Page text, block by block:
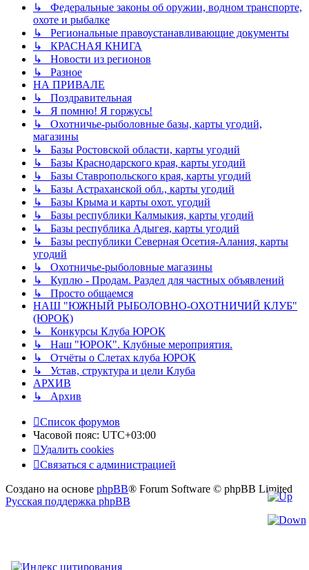
↳ Федеральные законы об оружии, водном транспорте,
охоте и рыбалке
↳ Региональные правоустанавливающие документы
↳ КРАСНАЯ КНИГА
↳ Новости из регионов
↳ Разное
НА ПРИВАЛЕ
↳ Поздравительная
↳ Я помню! Я горжусь!
↳ Охотничье-рыболовные базы, карты угодий,
магазины
↳ Базы Ростовской области, карты угодий
↳ Базы Краснодарского края, карты угодий
↳ Базы Ставропольского края, карты угодий
↳ Базы Астраханской обл., карты угодий
↳ Базы Крыма и карты охот. угодий
↳ Базы республики Калмыкия, карты угодий
↳ Базы республика Адыгея, карты угодий
↳ Базы республики Северная Осетия-Алания, карты
угодий
↳ Охотничье-рыболовные магазины
↳ Куплю - Продам. Раздел для частных объявлений
↳ Просто общаемся
НАШ "ЮЖНЫЙ РЫБОЛОВНО-ОХОТНИЧИЙ КЛУБ"
(ЮРОК)
↳ Конкурсы Клуба ЮРОК
↳ Наш "ЮРОК". Клубные мероприятия.
↳ Отчёты о Слетах клуба ЮРОК
↳ Устав, структура и цели Клуба
АРХИВ
↳ Архив
Список форумов
Часовой пояс: UTC+03:00
Удалить cookies
Связаться
администрацией
Связаться с администрацией
Создано на основе phpBB® Forum Software © phpBB Limited
Русская поддержка phpBB